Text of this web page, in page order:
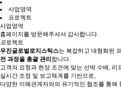
사업영역
프로젝트
사업영역
홈페이지를 방문해주셔서 감사합니다.
프로젝트
우진글로벌로지스틱스는 복잡하고 대형화된
전 과정을 총괄 관리 합니다.
고객의 요청과 현장 조건에 맞는 선박 수배,
실시간 조정 및 보고체계를 기반으로,
다양한 이해관계자와의 유기적인 협조를 통해